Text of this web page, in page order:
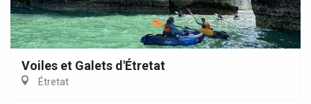
Voiles et Galets d'Étretat
Étretat